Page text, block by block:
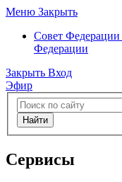
Меню Закрыть
Совет Федерации
Федерации
Закрыть Вход
Эфир
Найти
Сервисы